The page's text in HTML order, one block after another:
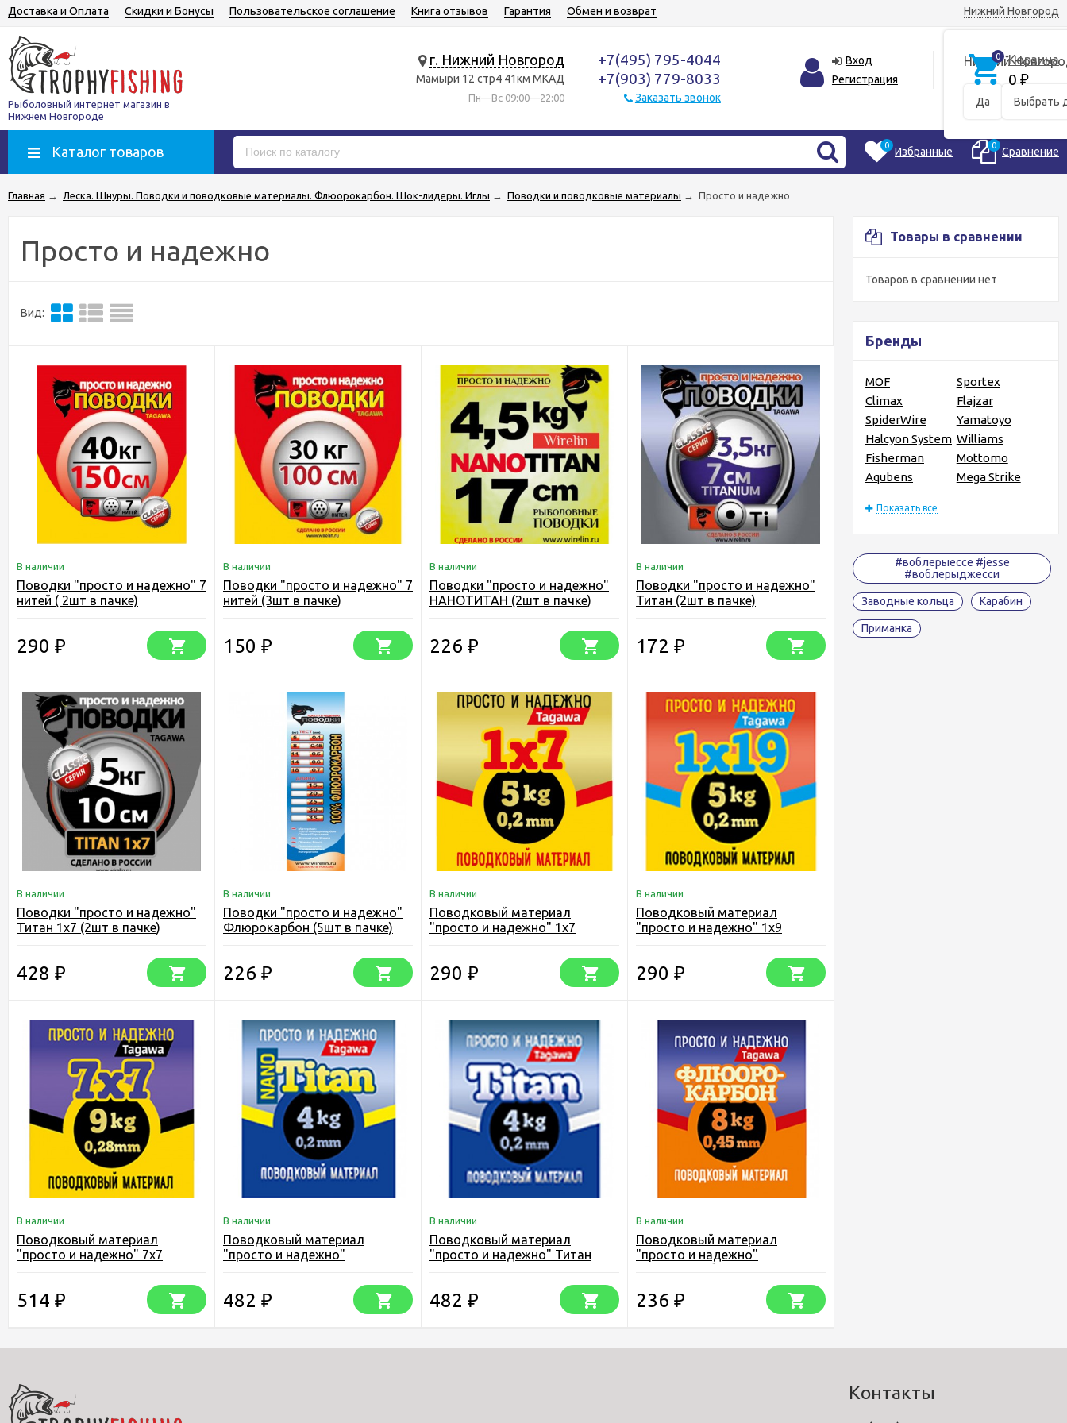
Нижний Новгород
Нижний
Да Выбрать
Доставка и Оплата Скидки и Бонусы Пользовательское соглашение Книга отзывов Гарантия Обмен и возврат
Рыболовный интернет магазин в
Нижнем Новгороде
г. Нижний Новгород
Мамыри 12 стр4 41км МКАД
Пн—Вс 09:00—22:00
+7(495) 795-4044
+7(903) 779-8033
Заказать звонок
Вход
Регистрация
0 Корзина
0 ₽
Каталог товаров 0 Избранные 0 Сравнение
Главная → Леска. Шнуры. Поводки и поводковые материалы. Флюорокарбон. Шок-лидеры. Иглы → Поводки и поводковые материалы → Просто и надежно
Товары в сравнении
Товаров в сравнении нет
Бренды
MOF
Sportex
Climax
Flajzar
SpiderWire
Yamatoyo
Halcyon System Williams
Fisherman
Mottomo
Aqubens
Mega Strike
Показать все
#воблерыессе #jesse
#воблерыджесси
Заводные кольца Карабин
Приманка
Просто и надежно
Вид:
В наличии
Поводки "просто и надежно" 7
нитей ( 2шт в пачке)
290 ₽
В наличии
Поводки "просто и надежно" 7
нитей (3шт в пачке)
150 ₽
В наличии
Поводки "просто и надежно"
НАНОТИТАН (2шт в пачке)
226 ₽
В наличии
Поводки "просто и надежно"
Титан (2шт в пачке)
172 ₽
В наличии
Поводки "просто и надежно"
Титан 1х7 (2шт в пачке)
428 ₽
В наличии
Поводки "просто и надежно"
Флюрокарбон (5шт в пачке)
226 ₽
В наличии
Поводковый материал
"просто и надежно" 1х7
290 ₽
В наличии
Поводковый материал
"просто и надежно" 1х9
290 ₽
В наличии
Поводковый материал
"просто и надежно" 7х7
514 ₽
В наличии
Поводковый материал
"просто и надежно"
482 ₽
В наличии
Поводковый материал
"просто и надежно" Титан
482 ₽
В наличии
Поводковый материал
"просто и надежно"
236 ₽
Контакты